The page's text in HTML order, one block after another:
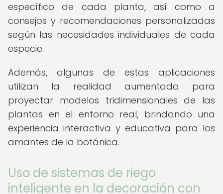
específico de cada planta, así como a
consejos y recomendaciones personalizadas
según las necesidades individuales de cada
especie.
Además, algunas de estas aplicaciones
utilizan la realidad aumentada para
proyectar modelos tridimensionales de las
plantas en el entorno real, brindando una
experiencia interactiva y educativa para los
amantes de la botánica.
Uso de sistemas de riego
inteligente en la decoración con